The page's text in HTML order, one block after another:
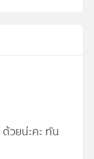
วยน่ะคะ ทัน